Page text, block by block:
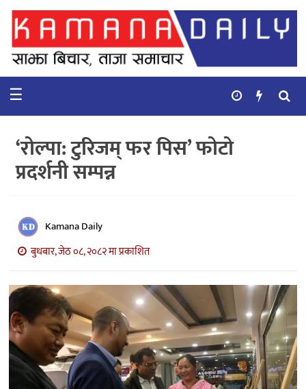
गृहपृष्ठ
समाचार
कुटनिती
कुराकानी
बाणिज्य
भिडियो
सिफारिस
☰
‘रोल्पा: टुरिजम् फर पिस’ फोटो
प्रदर्शनी सम्पन्न
Kamana Daily
बुधबार, जेठ ०८, २०८२ मा प्रकाशित